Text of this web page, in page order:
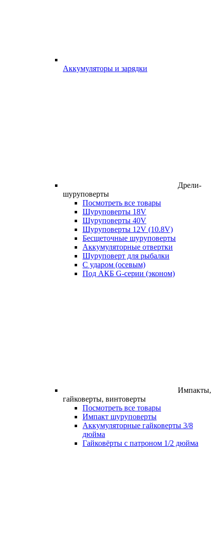
Аккумуляторы и зарядки
Дрели-
шуруповерты
Посмотреть все товары
Шуруповерты 18V
Шуруповерты 40V
Шуруповерты 12V (10.8V)
Бесщеточные шуруповерты
Аккумуляторные отвертки
Шуруповерт для рыбалки
С ударом (осевым)
Под АКБ G-серии (эконом)
Импакты,
гайковерты, винтоверты
Посмотреть все товары
Импакт шуруповерты
Аккумуляторные гайковерты 3/8
дюйма
Гайковёрты с патроном 1/2 дюйма